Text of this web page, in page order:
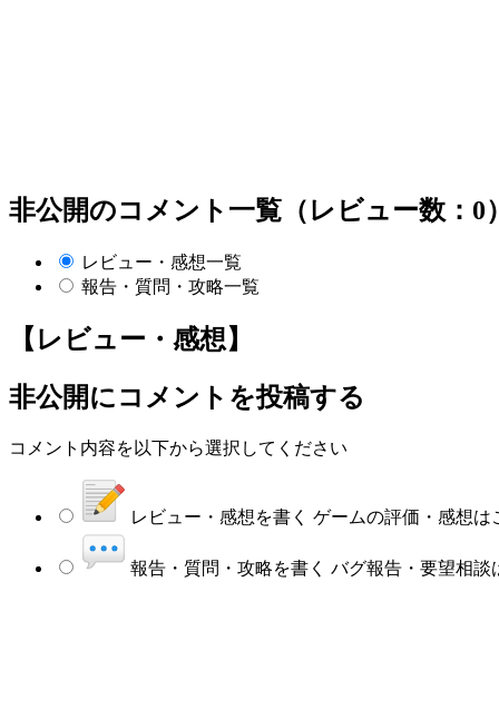
非公開のコメント一覧（レビュー数：0
レビュー・感想一覧
報告・質問・攻略一覧
【レビュー・感想】
非公開にコメントを投稿する
コメント内容を以下から選択してください
レビュー・感想を書く ゲームの評価・感想は
報告・質問・攻略を書く バグ報告・要望相談